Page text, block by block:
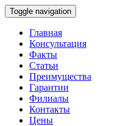
Toggle navigation
Главная
Консультация
Факты
Статьи
Преимущества
Гарантии
Филиалы
Контакты
Цены